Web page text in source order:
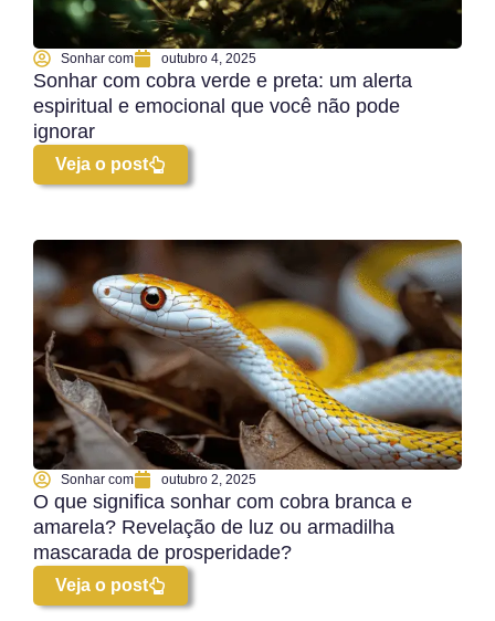
Sonhar com outubro 4, 2025
Sonhar com cobra verde e preta: um alerta
espiritual e emocional que você não pode
ignorar
Veja o post
Sonhar com outubro 2, 2025
O que significa sonhar com cobra branca e
amarela? Revelação de luz ou armadilha
mascarada de prosperidade?
Veja o post